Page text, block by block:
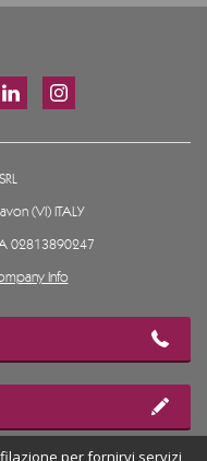
(VI) ITALY
02813890247
Info
per fornirvi servizi